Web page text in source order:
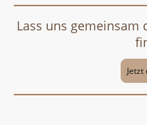
Lass uns